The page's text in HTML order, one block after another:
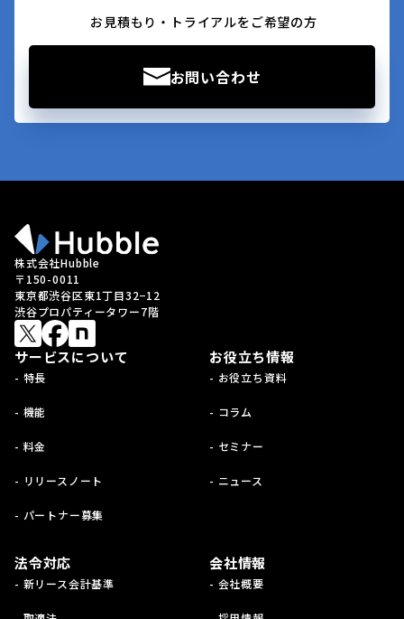
お見積もり・トライアルをご希望の方
お問い合わせ
株式会社Hubble
〒150-0011
東京都渋谷区東1丁目32−12
渋谷プロパティータワー7階
サービスについて
- 特長
- 機能
- 料金
- リリースノート
- パートナー募集
お役立ち情報
- お役立ち資料
- コラム
- セミナー
- ニュース
法令対応
- 新リース会計基準
会社情報
- 会社概要